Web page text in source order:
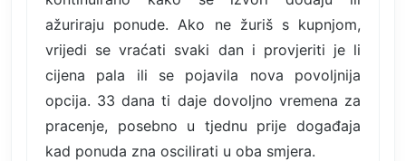
ažuriraju ponude. Ako ne žuriš s kupnjom,
vrijedi se vraćati svaki dan i provjeriti je li
cijena pala ili se pojavila nova povoljnija
opcija. 33 dana ti daje dovoljno vremena za
pracenje, posebno u tjednu prije događaja
kad ponuda zna oscilirati u oba smjera.